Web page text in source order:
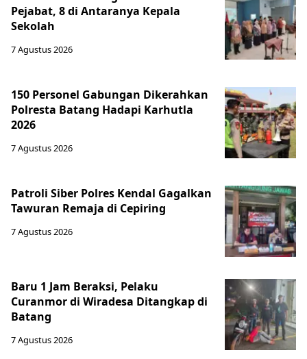
Pejabat, 8 di Antaranya Kepala
Sekolah
7 Agustus 2026
150 Personel Gabungan Dikerahkan
Polresta Batang Hadapi Karhutla
2026
7 Agustus 2026
Patroli Siber Polres Kendal Gagalkan
Tawuran Remaja di Cepiring
7 Agustus 2026
Baru 1 Jam Beraksi, Pelaku
Curanmor di Wiradesa Ditangkap di
Batang
7 Agustus 2026